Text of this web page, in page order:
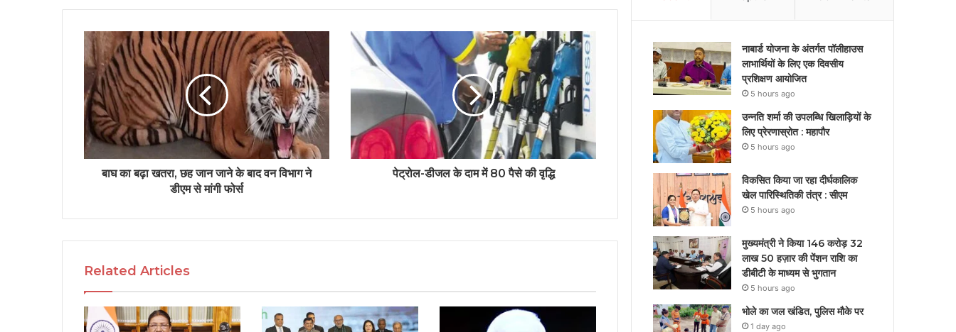
बाघ का बढ़ा खतरा, छह जान जाने के बाद वन विभाग ने
डीएम से मांगी फोर्स
पेट्रोल-डीजल के दाम में 80 पैसे की वृद्धि
Related Articles
नाबार्ड योजना के अंतर्गत पॉलीहाउस
लाभार्थियों के लिए एक दिवसीय
प्रशिक्षण आयोजित
5 hours ago
उन्नति शर्मा की उपलब्धि खिलाड़ियों के
लिए प्रेरणास्रोत : महापौर
5 hours ago
विकसित किया जा रहा दीर्घकालिक
खेल पारिस्थितिकी तंत्र : सीएम
5 hours ago
मुख्यमंत्री ने किया 146 करोड़ 32
लाख 50 हज़ार की पेंशन राशि का
डीबीटी के माध्यम से भुगतान
5 hours ago
भोले का जल खंडित, पुलिस मौके पर
1 day ago